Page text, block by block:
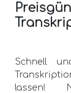
Schnell
lassen!